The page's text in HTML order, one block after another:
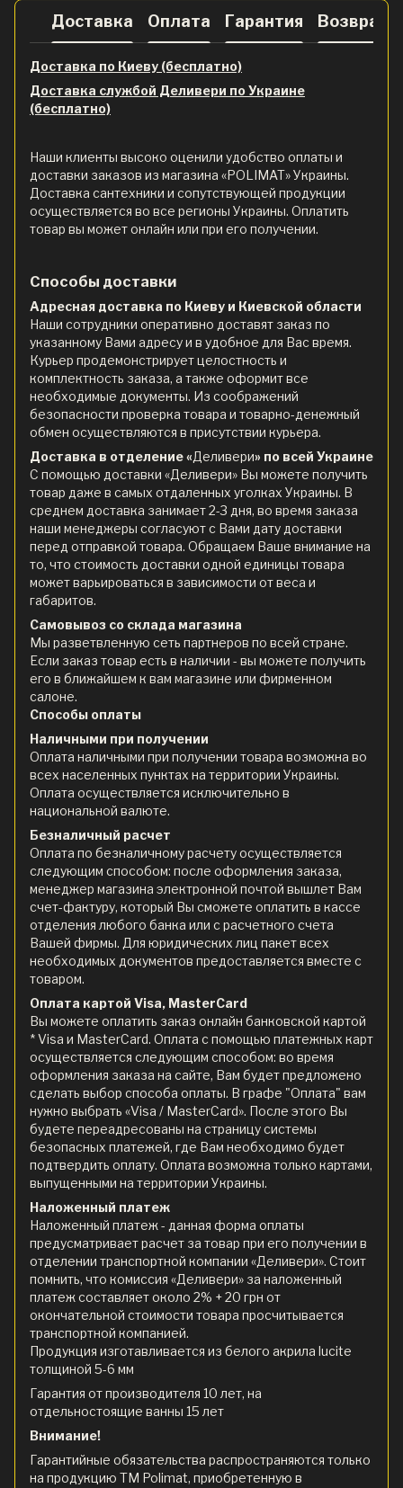
Доставка Оплата Гарантия Возврат
Доставка по Киеву (бесплатно)
Доставка службой Деливери по Украине
(бесплатно)
Наши клиенты высоко оценили удобство оплаты и
доставки заказов из магазина «POLIMAT» Украины.
Доставка сантехники и сопутствующей продукции
осуществляется во все регионы Украины. Оплатить
товар вы может онлайн или при его получении.
Способы доставки
Адресная доставка по Киеву и Киевской области
Наши сотрудники оперативно доставят заказ по
указанному Вами адресу и в удобное для Вас время.
Курьер продемонстрирует целостность и
комплектность заказа, а также оформит все
необходимые документы. Из соображений
безопасности проверка товара и товарно-денежный
обмен осуществляются в присутствии курьера.
Доставка в отделение «Деливери» по всей Украине
С помощью доставки «Деливери» Вы можете получить
товар даже в самых отдаленных уголках Украины. В
среднем доставка занимает 2-3 дня, во время заказа
наши менеджеры согласуют с Вами дату доставки
перед отправкой товара. Обращаем Ваше внимание на
то, что стоимость доставки одной единицы товара
может варьироваться в зависимости от веса и
габаритов.
Самовывоз со склада магазина
Мы разветвленную сеть партнеров по всей стране.
Если заказ товар есть в наличии - вы можете получить
его в ближайшем к вам магазине или фирменном
салоне.
Способы оплаты
Наличными при получении
Оплата наличными при получении товара возможна во
всех населенных пунктах на территории Украины.
Оплата осуществляется исключительно в
национальной валюте.
Безналичный расчет
Оплата по безналичному расчету осуществляется
следующим способом: после оформления заказа,
менеджер магазина электронной почтой вышлет Вам
счет-фактуру, который Вы сможете оплатить в кассе
отделения любого банка или с расчетного счета
Вашей фирмы. Для юридических лиц пакет всех
необходимых документов предоставляется вместе с
товаром.
Оплата картой Visa, MasterCard
Вы можете оплатить заказ онлайн банковской картой
* Visa и MasterCard. Оплата с помощью платежных карт
осуществляется следующим способом: во время
оформления заказа на сайте, Вам будет предложено
сделать выбор способа оплаты. В графе "Оплата" вам
нужно выбрать «Visa / MasterCard». После этого Вы
будете переадресованы на страницу системы
безопасных платежей, где Вам необходимо будет
подтвердить оплату. Оплата возможна только картами,
выпущенными на территории Украины.
Наложенный платеж
Наложенный платеж - данная форма оплаты
предусматривает расчет за товар при его получении в
отделении транспортной компании «Деливери». Стоит
помнить, что комиссия «Деливери» за наложенный
платеж составляет около 2% + 20 грн от
окончательной стоимости товара просчитывается
транспортной компанией.
Продукция изготавливается из белого акрила lucite
толщиной 5-6 мм
Гарантия от производителя 10 лет, на
отдельностоящие ванны 15 лет
Внимание!
Гарантийные обязательства распространяются только
на продукцию ТМ Polimat, приобретенную в